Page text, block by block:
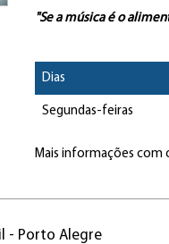
"Se a música é o
Dias
Segundas-feiras
Mais informações com
- Porto Alegre